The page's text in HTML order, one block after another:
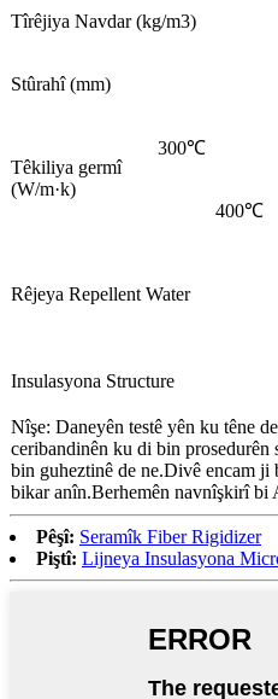
Tîrêjiya Navdar (kg/m3)
Stûrahî (mm)
Têkiliya germî
(W/m·k)
300℃
400℃
Rêjeya Repellent Water
Insulasyona Structure
Nîşe: Daneyên testê yên ku têne
ceribandinên ku di bin
bin guheztinê de ne.Divê encam ji
bikar anîn.Berhemên navnîşkirî bi
Pêşî: Seramîk Fiber Rigidizer
Piştî: Lijneya Insulasyona